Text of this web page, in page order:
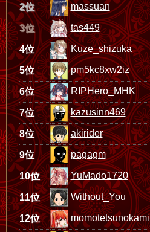
2位 massuan
3位 tas449
4位 Kuze_shizuka
5位 pm5kc8xw2iz
6位 RIPHero_MHK
7位 kazusinn469
8位 akirider
9位 pagagm
10位 YuMado1720
11位 Without_You
12位 momotetsunokami